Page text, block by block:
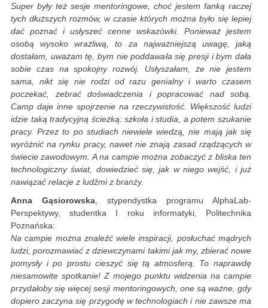
Super były też sesje mentoringowe, choć jestem fanką raczej
tych dłuższych rozmów, w czasie których można było się lepiej
dać poznać i usłyszeć cenne wskazówki. Ponieważ jestem
osobą wysoko wrażliwą, to za najważniejszą uwagę, jaką
dostałam, uważam tę, bym nie poddawała się presji i bym dała
sobie czas na spokojny rozwój. Usłyszałam, że nie jestem
sama, nikt się nie rodzi od razu genialny i warto czasem
poczekać, zebrać doświadczenia i popracować nad sobą.
Camp daje inne spojrzenie na rzeczywistość. Większość ludzi
idzie taką tradycyjną ścieżką: szkoła i studia, a potem szukanie
pracy. Przez to po studiach niewiele wiedzą, nie mają jak się
wyróżnić na rynku pracy, nawet nie znają zasad rządzących w
świecie zawodowym. A na campie można zobaczyć z bliska ten
technologiczny świat, dowiedzieć się, jak w niego wejść, i już
nawiązać relacje z ludźmi z branży.
Anna Gąsiorowska, stypendystka programu AlphaLab-
Perspektywy, studentka I roku informatyki, Politechnika
Poznańska:
Na campie można znaleźć wiele inspiracji, posłuchać mądrych
ludzi, porozmawiać z dziewczynami takimi jak my, zbierać nowe
pomysły i po prostu cieszyć się tą atmosferą. To naprawdę
niesamowite spotkanie! Z mojego punktu widzenia na campie
przydałoby się więcej sesji mentoringowych, one są ważne, gdy
dopiero zaczyna się przygodę w technologiach i nie zawsze ma